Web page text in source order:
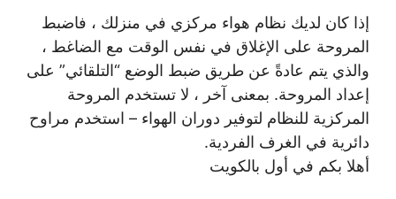
إذا كان لديك نظام هواء مركزي في منزلك ، فاضبط
المروحة على الإغلاق في نفس الوقت مع الضاغط ،
والذي يتم عادةً عن طريق ضبط الوضع “التلقائي” على
إعداد المروحة. بمعنى آخر ، لا تستخدم المروحة
المركزية للنظام لتوفير دوران الهواء – استخدم مراوح
دائرية في الغرف الفردية.
أهلا بكم في أول بالكويت